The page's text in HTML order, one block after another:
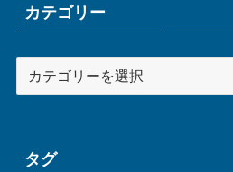
ブカテゴリー
テ
ータグ